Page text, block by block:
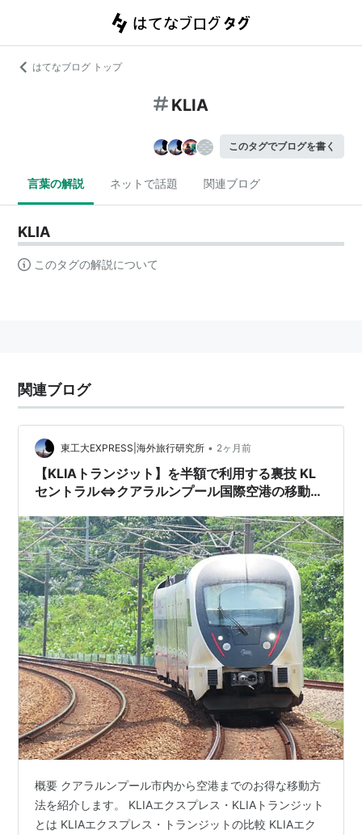
はてなブログ トップ
KLIA
このタグでブログを書く
言葉の解説 ネットで話題 関連ブログ
KLIA
このタグの解説について
関連ブログ
東工大EXPRESS|海外旅行研究所 • 2ヶ月前
【KLIAトランジット】を半額で利用する裏技 KL
セントラル⇔クアラルンプール国際空港の移動に
概要 クアラルンプール市内から空港までのお得な移動方
法を紹介します。 KLIAエクスプレス・KLIAトランジット
とは KLIAエクスプレス・トランジットの比較 KLIAエク